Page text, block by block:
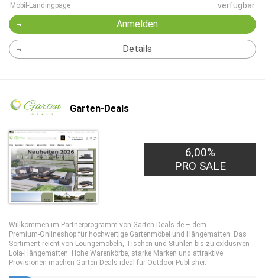
Mobil-Landingpage verfügbar
Anmelden
Details
Garten-Deals
6,00%
PRO SALE
Willkommen im Partnerprogramm von Garten‑Deals.de – dem
Premium‑Onlineshop für hochwertige Gartenmöbel und Hängematten. Das
Sortiment reicht von Loungemöbeln, Tischen und Stühlen bis zu exklusiven
Lola‑Hängematten. Hohe Warenkörbe, starke Marken und attraktive
Provisionen machen Garten‑Deals ideal für Outdoor‑Publisher.